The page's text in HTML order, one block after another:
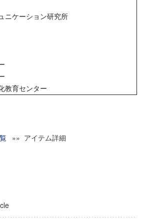
ニケーション研究所
教育センター
チインスティテュート
研究成果報告書
ディングプログラム「超成熟社会発展のサ
»» アイテム詳細